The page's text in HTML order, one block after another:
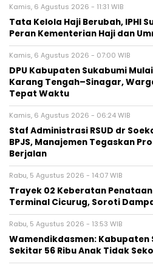
Kamis, 6 Agustus 2026 - 11:31 WIB
Tata Kelola Haji Berubah, IPHI
Peran Kementerian Haji dan
Kamis, 6 Agustus 2026 - 07:00 WIB
‎DPU Kabupaten Sukabumi
Karang Tengah–Sinagar,
Tepat Waktu
Kamis, 6 Agustus 2026 - 06:24 WIB
Staf Administrasi RSUD dr
BPJS, Manajemen Tegaskan
Berjalan
Rabu, 5 Agustus 2026 - 14:07 WIB
‎Trayek 02 Keberatan
Terminal Cicurug, Soroti
Rabu, 5 Agustus 2026 - 13:53 WIB
Wamendikdasmen: Kabupaten
Sekitar 56 Ribu Anak Tidak